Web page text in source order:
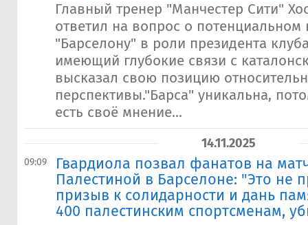
Главный тренер "Манчестер Сити"
ответил на вопрос о
"Барселону" в роли президента
имеющий глубокие связи с
высказал свою позицию
перспективы."Барса" уникальна,
есть своё мнение...
14.11.2025
09:09
Гвардиола позвал фанатов на
Палестиной в Барселоне: "Это не
призыв к солидарности и дань
400 палестинским спортсменам,